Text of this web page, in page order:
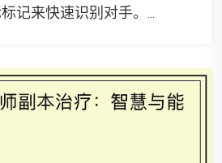
记来快速识别对手。...